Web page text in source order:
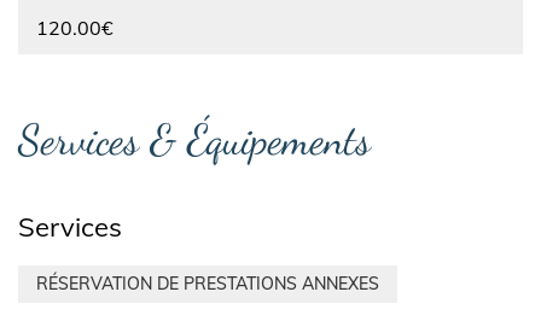
120.00€
Services & Équipements
Services
RÉSERVATION DE PRESTATIONS ANNEXES